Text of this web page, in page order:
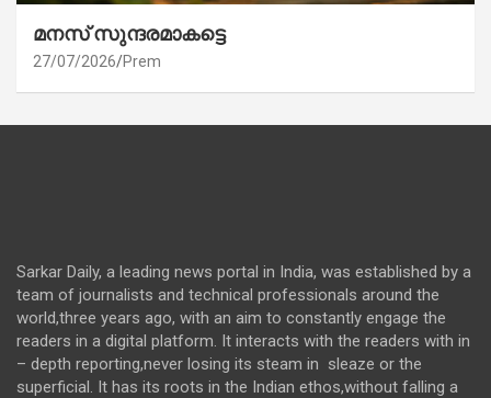
മനസ് സുന്ദരമാകട്ടെ
27/07/2026 Prem
Sarkar Daily, a leading news portal in India, was established by a
team of journalists and technical professionals around the
world,three years ago, with an aim to constantly engage the
readers in a digital platform. It interacts with the readers with in
– depth reporting,never losing its steam in sleaze or the
superficial. It has its roots in the Indian ethos,without falling a